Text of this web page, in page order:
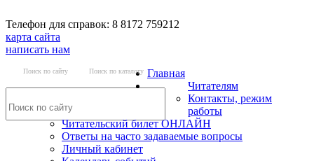
Телефон для справок: 8 8172 759212
карта сайта
написать нам
Поиск по сайту Поиск по каталогу Главная
Читателям
Контакты, режим
работы
Читательский билет ОНЛАЙН
Ответы на часто задаваемые вопросы
Личный кабинет